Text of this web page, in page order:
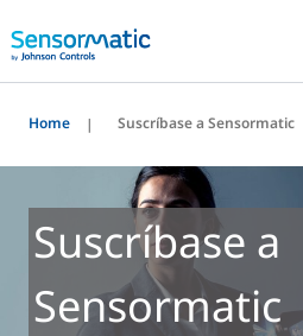
Home Suscríbase a Sensormatic
Suscríbase a
Sensormatic